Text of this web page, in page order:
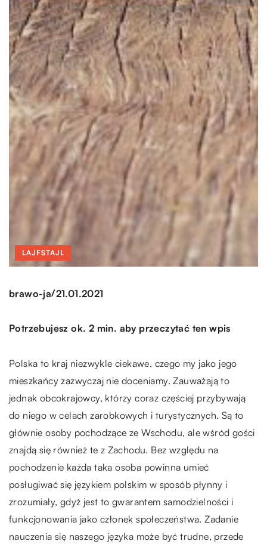
LAJFSTAJL
brawo-ja/21.01.2021
Potrzebujesz ok. 2 min. aby przeczytać ten wpis
Polska to kraj niezwykle ciekawe, czego my jako jego
mieszkańcy zazwyczaj nie doceniamy. Zauważają to
jednak obcokrajowcy, którzy coraz częściej przybywają
do niego w celach zarobkowych i turystycznych. Są to
głównie osoby pochodzące ze Wschodu, ale wśród gości
znajdą się również te z Zachodu. Bez względu na
pochodzenie każda taka osoba powinna umieć
posługiwać się językiem polskim w sposób płynny i
zrozumiały, gdyż jest to gwarantem samodzielności i
funkcjonowania jako członek społeczeństwa. Zadanie
nauczenia się naszego języka może być trudne, przede